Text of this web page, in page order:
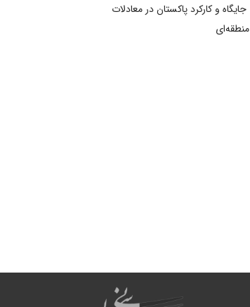
جایگاه و کارکرد پاکستان در معادلات
منطقه‌ای